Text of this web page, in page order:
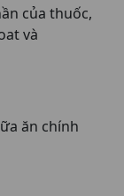
của thuốc,
và
ăn chính